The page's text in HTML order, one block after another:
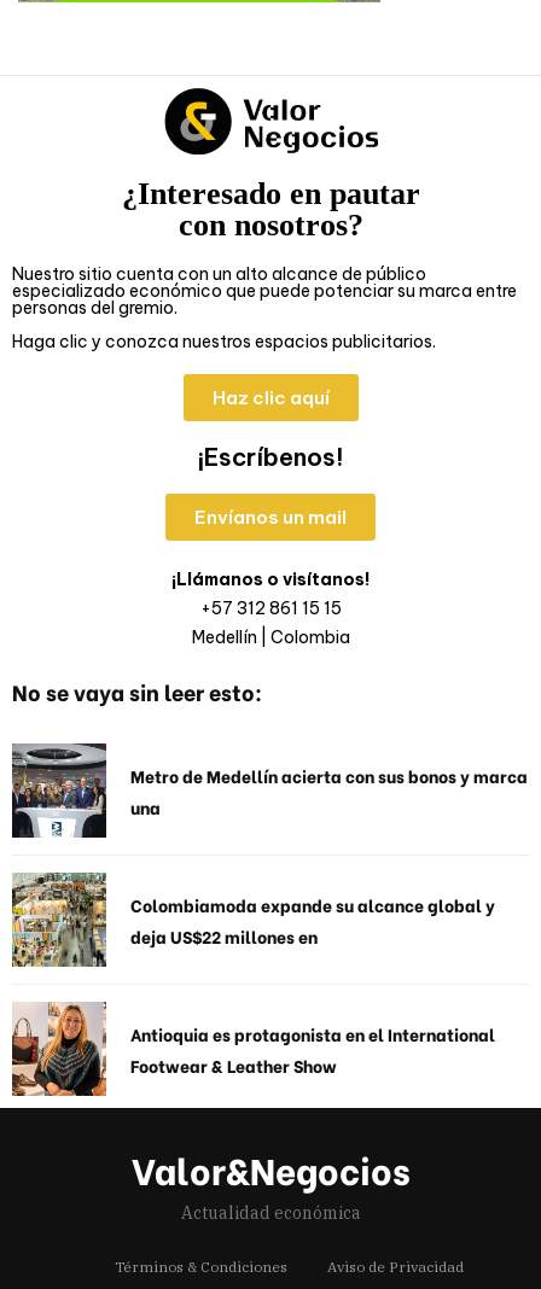
¿Interesado en pautar
con nosotros?
Nuestro sitio cuenta con un alto alcance de público
especializado económico que puede potenciar su marca entre
personas del gremio.
Haga clic y conozca nuestros espacios publicitarios.
Haz clic aquí
¡Escríbenos!
Envíanos un mail
¡Llámanos o visítanos!
+57 312 861 15 15
Medellín | Colombia
No se vaya sin leer esto:
Metro de Medellín acierta con sus bonos y marca
una
Colombiamoda expande su alcance global y
deja US$22 millones en
Antioquia es protagonista en el International
Footwear & Leather Show
Valor&Negocios
Actualidad económica
Términos & Condiciones Aviso de Privacidad